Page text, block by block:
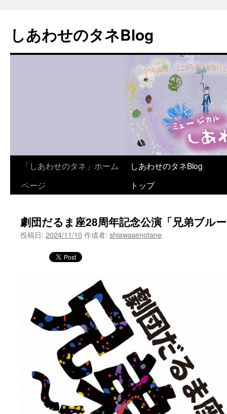
しあわせのタネBlog
ン
ン
ツ
「しあわせのタネ」ホーム
ページ
しあわせのタネBlog
トップ
劇団だるま座28周年記念公演「兄弟ブル
投稿日: 2024/11/10作成者: shiawasenotane